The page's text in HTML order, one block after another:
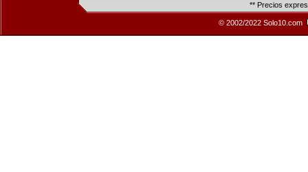
** Precios
© 2002/2022 Solo10.com